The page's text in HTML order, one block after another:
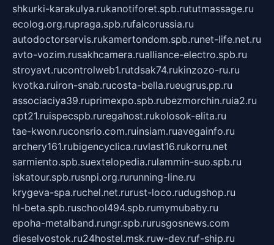
shkurki-karakulya.rukanotiforet.spb.rututmassage.ru
ecolog.org.rupraga.spb.rufalcorussia.ru
autodoctorservis.rukamertondom.spb.runet-life.net.ru
avto-vozim.rusakhcamera.rualliance-electro.spb.ru
stroyavt.rucontrolweb1.rutdsak74.rukinzozo-ru.ru
kvotka.ruiron-snab.rucosta-bella.rueugrus.pp.ru
associaciya39.ruprimexpo.spb.rubezmorchin.ruia2.ru
cpt21.ruispecspb.ruregahost.rukolosok-elita.ru
tae-kwon.ruconsrio.com.ruinsiam.ruavegainfo.ru
archery161.rubigencyclica.ruvlast16.rukorru.net
sarmiento.spb.suextelopedia.rulammin-suo.spb.ru
iskatour.spb.rusnpi.org.rurunning-line.ru
krygeva-spa.ruchel.net.rurust-loco.rudugshop.ru
hl-beta.spb.ruschool494.spb.rumymubaby.ru
epoha-metalband.rungr.spb.rurusgosnews.com
dieselvostok.ru24hostel.msk.ruw-dev.ruf-ship.ru